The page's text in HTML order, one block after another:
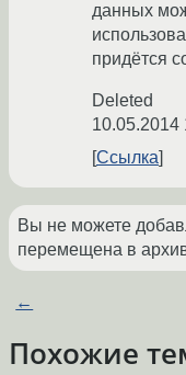
данных
придётся
Deleted
10.05.2014
Ссылка
Вы не можете
перемещена в
←
Похожие